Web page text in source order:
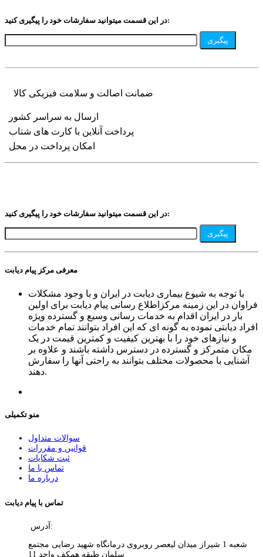
در این قسمت میتوانید سفارشات خود را پیگیری کنید:
پیگیری
ضمانت اصالت و سلامت فیزیکی کالا
ارسال به سراسر کشور
پرداخت آنلاین با کارت های شتاب
امکان پرداخت در محل
در این قسمت میتوانید سفارشات خود را پیگیری کنید:
پیگیری
با توجه به شیوع بیماری دیابت در ایران و با وجود مشکلات
فراوان در این زمینه مرکزاطلاع رسانی پیام دیابت برای اولین
بار در ایران اقدام به خدمات رسانی وسیع و گسترده ویژه
افراد دیابتی نموده به گونه ای که این افراد بتوانند تمام خدمات
و نیازهای خود را با بهترین کیفیت و کمترین قیمت در یک
مکان متمرکز و گسترده در دسترس داشته باشند و علاوه بر
آشنایی با محصولات مختلف بتوانند به راحتی آنها را سفارش
دهند.
منو تکمیلی
سوالات متداول
قوانین و مقررات
ثبت شکایات
تماس با ما
درباره ما
تماس با پیام دیابت
آدرس:
شعبه 1 شیراز میدان لیعصر روبروی درمانگاه شهید رضایی مجتمع
سلمان طبقه همکف واحد 11